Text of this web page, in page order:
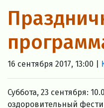
16 сентября 2017, 13:00 |
Суббота, 23 сентября:
оздоровительный